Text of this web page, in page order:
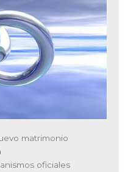
matrimonio
oficiales